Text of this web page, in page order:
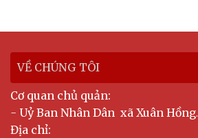
VỀ CHÚNG TÔI
Cơ quan chủ quản:
- Uỷ Ban Nhân Dân xã Xuân Hồng.
Địa chỉ: